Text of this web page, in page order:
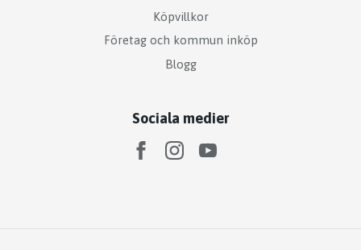
Köpvillkor
Företag och kommun inköp
Blogg
Sociala medier